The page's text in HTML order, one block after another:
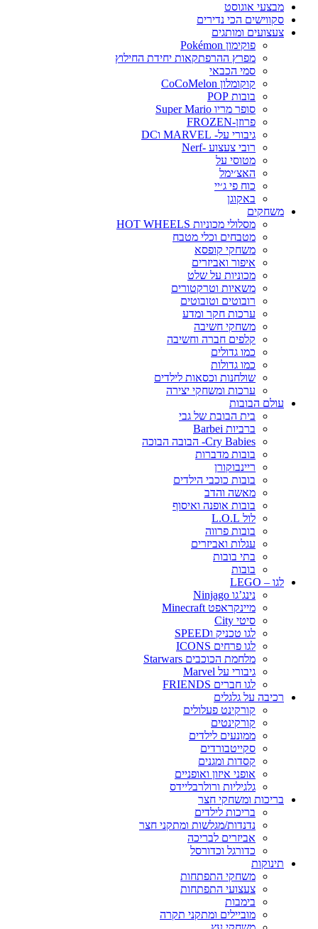
מבצעי אוגוסט
סקווישים הכי נדירים
צעצועים ומותגים
פוקימון Pokémon
מפרץ ההרפתקאות יחידת החילוץ
סמי הכבאי
קוקומלון CoCoMelon
בובות POP
סופר מריו Super Mario
פרוזן-FROZEN
גיבורי על- MARVEL וDC
רובי צעצוע -Nerf
מטוסי על
האצ׳ימל
כוח פי ג׳יי
באקוגן
משחקים
מסלולי מכוניות HOT WHEELS
מטבחים וכלי מטבח
משחקי קופסא
איפור ואביזרים
מכוניות על שלט
משאיות וטרקטורים
רובוטים וטובוטים
ערכות חקר ומדע
משחקי חשיבה
קלפים חברה וחשיבה
כמו גדולים
כמו גדולות
שולחנות וכסאות לילדים
ערכות ומשחקי יצירה
עולם הבובות
בית הבובת של גבי
ברביות Barbei
Cry Babies- הבובה הבוכה
בובות מדברות
ריינבוקורן
בובות כוכבי הילדים
מאשה והדב
בובות אופנה ואיסוף
לול L.O.L
בובות פרווה
עגלות ואביזרים
בתי בובות
בובות
לגו – LEGO
נינג’גו Ninjago
מיינקראפט Minecraft
סיטי City
לגו טכניק וSPEED
לגו פרחים ICONS
מלחמת הכוכבים Starwars
גיבורי על Marvel
לגו חברים FRIENDS
רכיבה על גלגלים
קורקינט פעלולים
קורקינטים
ממונעים לילדים
סקייטבורדים
קסדות ומגנים
אופני איזון ואופניים
גלגיליות ורולרבליידס
בריכות ומשחקי חצר
בריכות לילדים
נדנדות/מגלשות ומתקני חצר
אביזרים לבריכה
כדורגל וכדורסל
תינוקות
משחקי התפתחות
צעצועי התפתחות
בימבות
מוביילים ומתקני תקרה